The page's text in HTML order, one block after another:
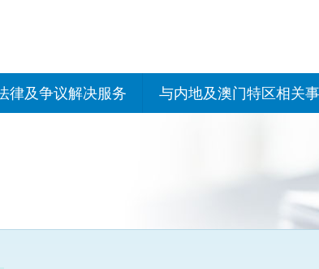
律及争议解决服务 与内地及澳门特区相关
香港与内地相互认可和
商事案件判决的安排
关于建立更紧密经贸关